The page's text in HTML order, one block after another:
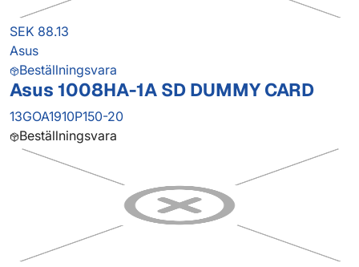
SEK 88.13
Asus
Beställningsvara
Asus 1008HA-1A SD DUMMY CARD
13GOA1910P150-20
Beställningsvara